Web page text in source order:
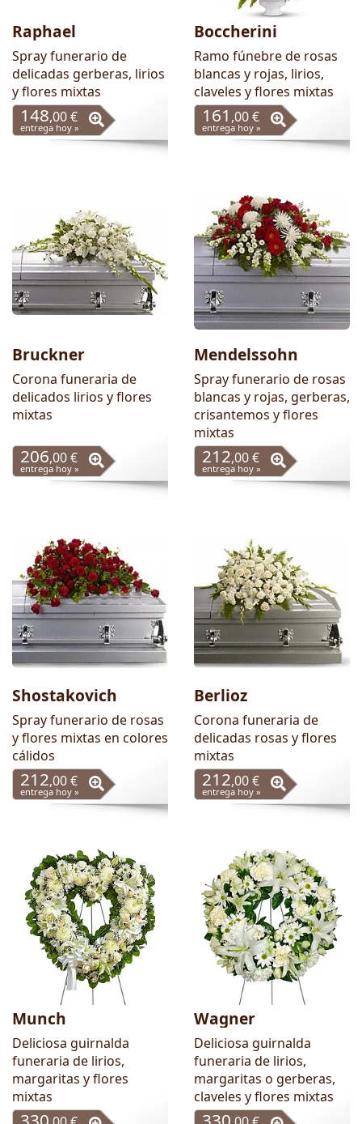
Raphael
Spray funerario de
delicadas gerberas, lirios
y flores mixtas
148,00 €
entrega hoy »
Boccherini
Ramo fúnebre de rosas
blancas y rojas, lirios,
claveles y flores mixtas
161 ,00 €
entrega hoy »
Bruckner
Corona funeraria de
delicados lirios y flores
mixtas
206,00 €
entrega hoy »
Mendelssohn
Spray funerario de rosas
blancas y rojas, gerberas,
crisantemos y flores
mixtas
212,00 €
entrega hoy »
Shostakovich
Spray funerario de rosas
y flores mixtas en colores
cálidos
212,00 €
entrega hoy »
Berlioz
Corona funeraria de
delicadas rosas y flores
mixtas
212,00 €
entrega hoy »
Munch
Deliciosa guirnalda
funeraria de lirios,
margaritas y flores
mixtas
Wagner
Deliciosa guirnalda
funeraria de lirios,
margaritas o gerberas,
claveles y flores mixtas